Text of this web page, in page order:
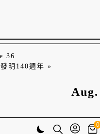
36
明140週年 »
Aug.
0